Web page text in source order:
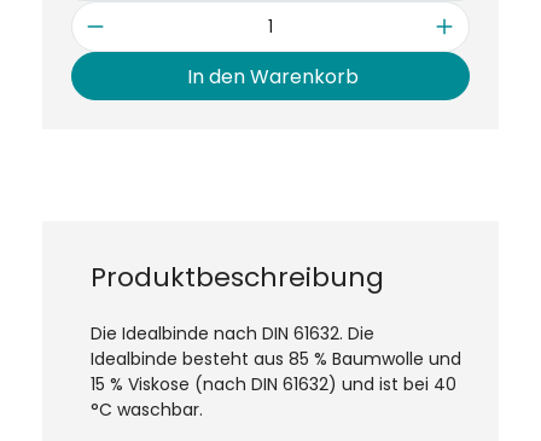
Anzahl
In den Warenkorb
Produktbeschreibung
Die Idealbinde nach DIN 61632. Die
Idealbinde besteht aus 85 % Baumwolle und
15 % Viskose (nach DIN 61632) und ist bei 40
°C waschbar.